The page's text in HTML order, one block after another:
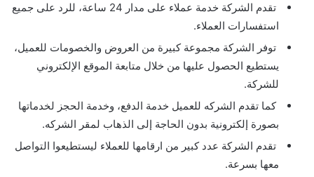
تقدم الشركة خدمة عملاء على مدار 24 ساعة، للرد على جميع
استفسارات العملاء.
توفر الشركة مجموعة كبيرة من العروض والخصومات للعميل،
يستطيع الحصول عليها من خلال متابعة الموقع الإلكتروني
للشركة.
كما تقدم الشركه للعميل خدمة الدفع، وخدمة الحجز لخدماتها
بصورة إلكترونية بدون الحاجة إلى الذهاب لمقر الشركه.
تقدم الشركة عدد كبير من ارقامها للعملاء ليستطيعوا التواصل
معها بسرعة.